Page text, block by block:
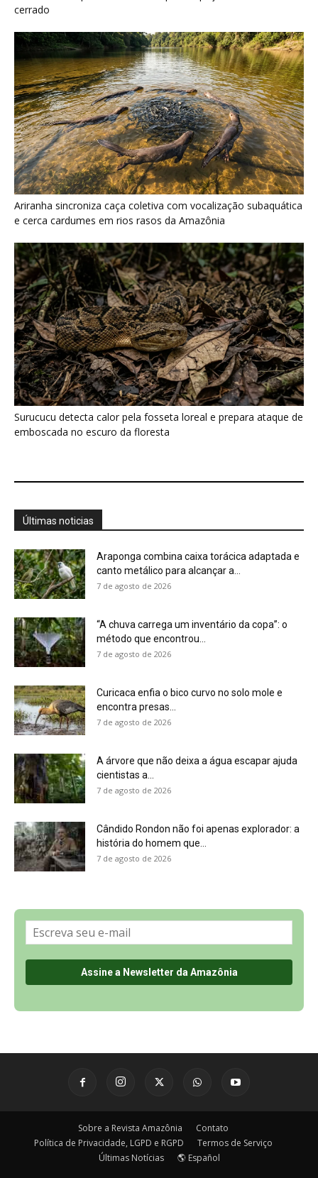
cerrado
Ariranha sincroniza caça coletiva com vocalização subaquática
e cerca cardumes em rios rasos da Amazônia
Surucucu detecta calor pela fosseta loreal e prepara ataque de
emboscada no escuro da floresta
Últimas noticias
Araponga combina caixa torácica adaptada e
canto metálico para alcançar a...
7 de agosto de 2026
“A chuva carrega um inventário da copa”: o
método que encontrou...
7 de agosto de 2026
Curicaca enfia o bico curvo no solo mole e
encontra presas...
7 de agosto de 2026
A árvore que não deixa a água escapar ajuda
cientistas a...
7 de agosto de 2026
Cândido Rondon não foi apenas explorador: a
história do homem que...
7 de agosto de 2026
Sobre a Revista Amazônia
Contato
Política de Privacidade, LGPD e RGPD
Termos de Serviço
Últimas Notícias
🌎 Español